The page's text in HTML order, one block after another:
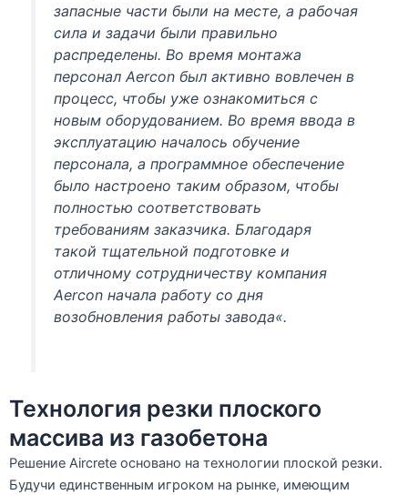
запасные части были на месте, а рабочая
сила и задачи были правильно
распределены. Во время монтажа
персонал Aercon был активно вовлечен в
процесс, чтобы уже ознакомиться с
новым оборудованием. Во время ввода в
эксплуатацию началось обучение
персонала, а программное обеспечение
было настроено таким образом, чтобы
полностью соответствовать
требованиям заказчика. Благодаря
такой тщательной подготовке и
отличному сотрудничеству компания
Aercon начала работу со дня
возобновления работы завода«.
Технология резки плоского
массива из газобетона
Решение Aircrete основано на технологии плоской резки.
Будучи единственным игроком на рынке, имеющим